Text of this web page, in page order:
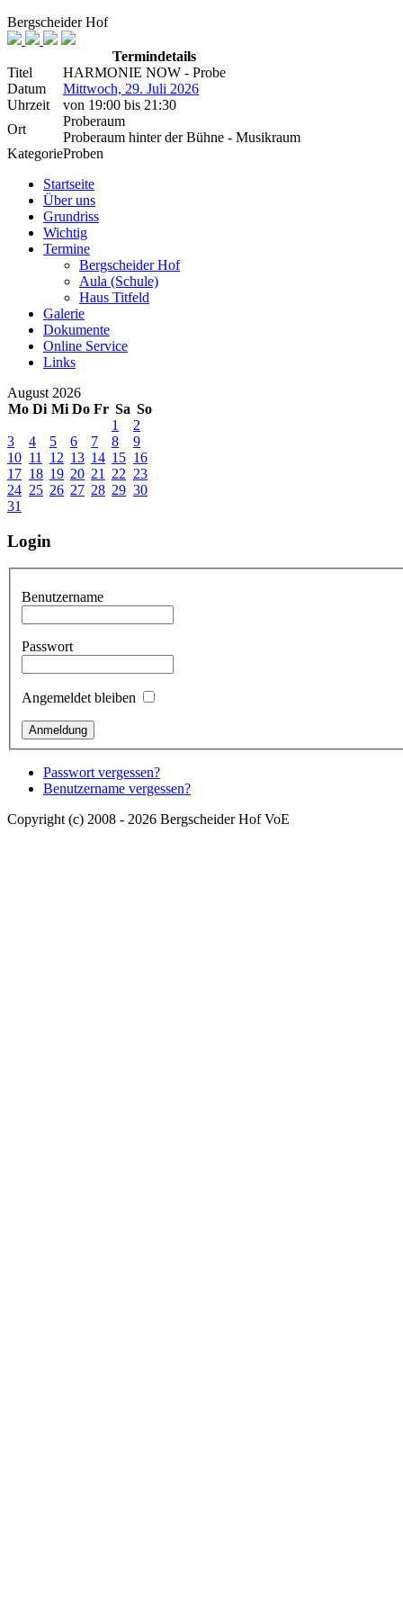
Bergscheider Hof
Termindetails
Titel
HARMONIE NOW - Probe
Datum
Mittwoch, 29. Juli 2026
Uhrzeit
von 19:00 bis 21:30
Ort
Proberaum
Proberaum hinter der Bühne - Musikraum
KategorieProben
Startseite
Über uns
Grundriss
Wichtig
Termine
Bergscheider Hof
Aula (Schule)
Haus Titfeld
Galerie
Dokumente
Online Service
Links
August 2026
Mo Di Mi Do Fr Sa So
1
2
3
4 5 6 7 8
9
10 11 12 13 14 15 16
17 18 19 20 21 22 23
24 25 26 27 28 29 30
31
Login
Benutzername
Passwort
Angemeldet bleiben
Passwort vergessen?
Benutzername vergessen?
Copyright (c) 2008 - 2026 Bergscheider Hof VoE